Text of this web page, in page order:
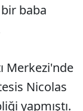
baba
Merkezi'nde
Nicolas
yapmıştı.